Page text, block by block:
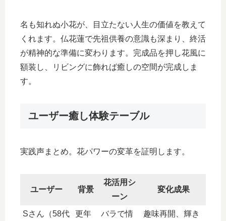
名も知れぬ小花が、目立たない人生の価値を教えて
くれます。仏花蓮で先祖供養の意識も深まり、終活
が精神的な準備に変わります。完成品を押し花風に
額装し、リビングに飾れば癒しの空間が完成しま
す。
ユーザー癒し体験テーブル
実践声まとめ。花パワーの変革を証明します。​
ユーザー 背景
花活用シ
ーン
変化成果
Sさん（58代
更年
バラで情
趣味再開、輝き